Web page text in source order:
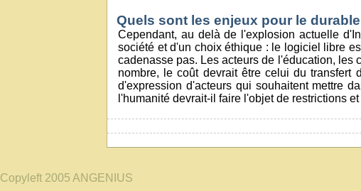
Quels sont les enjeux pour le
Cependant, au delà de l'explosion actuelle
société et d'un choix éthique : le logiciel libre
cadenasse pas. Les acteurs de l'éducation, les
nombre, le coût devrait être celui du transfert
d'expression d'acteurs qui souhaitent mettre
l'humanité devrait-il faire l'objet de restrictions
Copyleft 2005 ANGENIUS